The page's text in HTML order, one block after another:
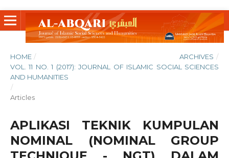
HOME / ARCHIVES /
VOL. 11 NO. 1 (2017): JOURNAL OF ISLAMIC SOCIAL SCIENCES
AND HUMANITIES
/
Articles
APLIKASI TEKNIK KUMPULAN
NOMINAL (NOMINAL GROUP